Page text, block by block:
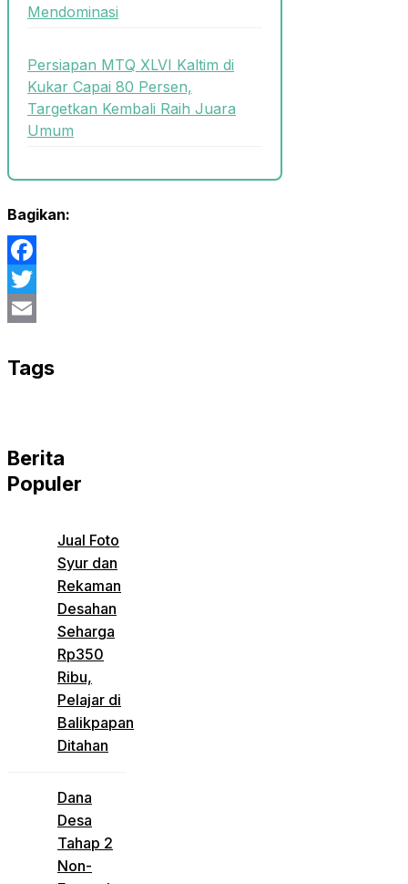
Mendominasi
Persiapan MTQ XLVI Kaltim di
Kukar Capai 80 Persen,
Targetkan Kembali Raih Juara
Umum
Bagikan:
Facebook
Twitter
Tags
Berita
Populer
Jual Foto
Syur dan
Rekaman
Desahan
Seharga
Rp350
Ribu,
Pelajar di
Balikpapan
Ditahan
Dana
Desa
Tahap 2
Non-